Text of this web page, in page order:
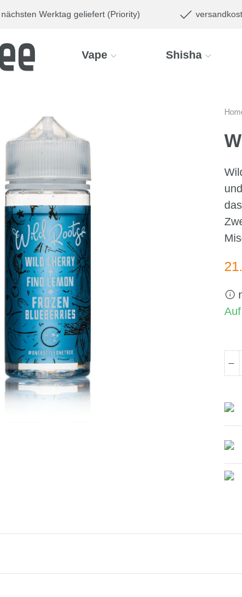
Werktag geliefert (Priority)
Vape Shisha